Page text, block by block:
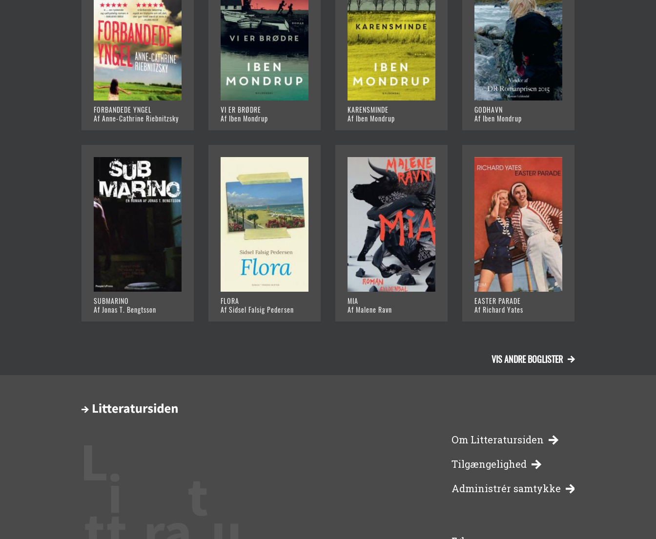
FORBANDEDE YNGEL
Af Anne-Cathrine Riebnitzsky
VI ER BRØDRE
Af Iben Mondrup
KARENSMINDE
Af Iben Mondrup
GODHAVN
Af Iben Mondrup
SUBMARINO
Af Jonas T. Bengtsson
FLORA
Af Sidsel Falsig Pedersen
MIA
Af Malene Ravn
EASTER PARADE
Af Richard Yates
VIS ANDRE BOGLISTER
-
bibliotekernes
Om Litteratursiden
Tilgængelighed
Administrér samtykke